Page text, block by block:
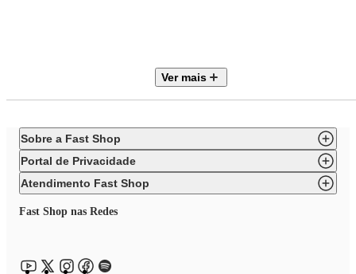
Não aceite menos do que a excelência. Invista na Brastemp BRE66AB
Que tal aproveitar e completar sua cozinha com conjuntos de mesas e
cadeiras, para transformar seu ambiente com conforto e estilo? Aproveite!
Ver mais
Sobre a Fast Shop
Portal de Privacidade
Atendimento Fast Shop
Fast Shop nas Redes